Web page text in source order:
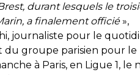
durant lesquels le
a finalement officié»,
journaliste pour le
du groupe parisien pour le
à Paris, en Ligue 1, le